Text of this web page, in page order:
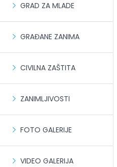
GRAD ZA MLADE
GRAĐANE ZANIMA
CIVILNA ZAŠTITA
ZANIMLJIVOSTI
FOTO GALERIJE
VIDEO GALERIJA